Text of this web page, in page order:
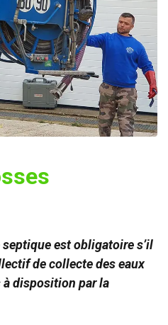
est obligatoire s’il
de collecte des eaux
à disposition par la